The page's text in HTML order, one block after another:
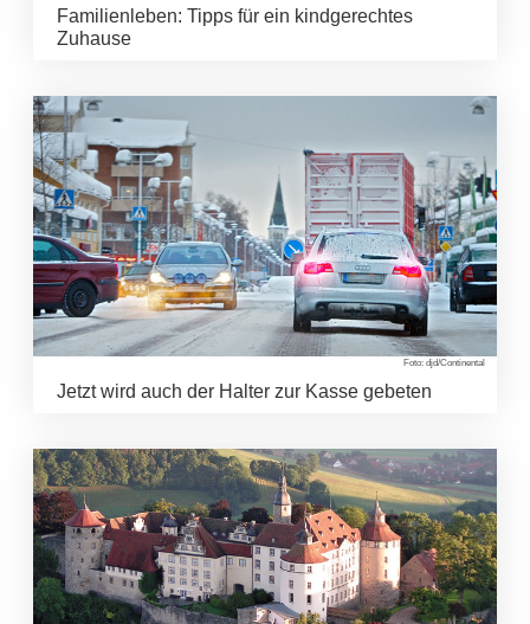
Familienleben: Tipps für ein kindgerechtes
Zuhause
Foto: djd/Continental
Jetzt wird auch der Halter zur Kasse gebeten